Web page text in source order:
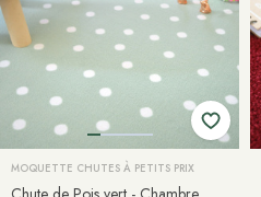
MOQUETTE CHUTES À PETITS PRIX